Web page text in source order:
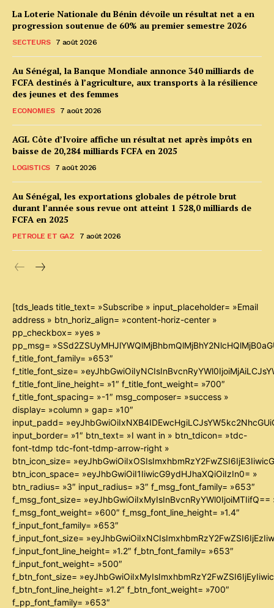
La Loterie Nationale du Bénin dévoile un résultat net a en
progression soutenue de 60% au premier semestre 2026
SECTEURS 7 août 2026
Au Sénégal, la Banque Mondiale annonce 340 milliards de
FCFA destinés à l’agriculture, aux transports à la résilience
des jeunes et des femmes
ECONOMIES 7 août 2026
AGL Côte d’Ivoire affiche un résultat net après impôts en
baisse de 20,284 milliards FCFA en 2025
LOGISTICS 7 août 2026
Au Sénégal, les exportations globales de pétrole brut
durant l’année sous revue ont atteint 1 528,0 milliards de
FCFA en 2025
PETROLE ET GAZ 7 août 2026
[tds_leads title_text= »Subscribe » input_placeholder= »Email
address » btn_horiz_align= »content-horiz-center »
pp_checkbox= »yes »
pp_msg=
f_title_font_family= »653″
f_title_font_size=
f_title_font_line_height= »1″ f_title_font_weight= »700″
f_title_font_spacing= »-1″ msg_composer= »success »
display= »column » gap= »10″
input_padd=
input_border= »1″ btn_text= »I want in » btn_tdicon= »tdc-
font-tdmp tdc-font-tdmp-arrow-right »
btn_icon_size=
btn_icon_space= »eyJhbGwiOiI1IiwicG9ydHJhaXQiOiIzIn0= »
btn_radius= »3″ input_radius= »3″ f_msg_font_family= »653″
f_msg_font_size= »eyJhbGwiOiIxMyIsInBvcnRyYWl0IjoiMTIifQ==
f_msg_font_weight= »600″ f_msg_font_line_height= »1.4″
f_input_font_family= »653″
f_input_font_size=
f_input_font_line_height= »1.2″ f_btn_font_family= »653″
f_input_font_weight= »500″
f_btn_font_size=
f_btn_font_line_height= »1.2″ f_btn_font_weight= »700″
f_pp_font_family= »653″